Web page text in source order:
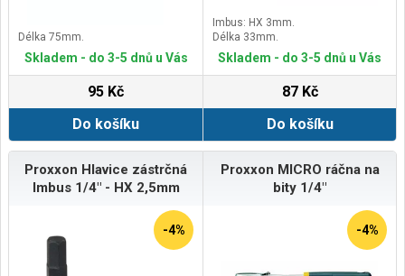
Délka 75mm.
Skladem - do 3-5 dnů u Vás
95 Kč
Do košíku
Imbus: HX 3mm.
Délka 33mm.
Skladem - do 3-5 dnů u Vás
87 Kč
Do košíku
Proxxon Hlavice zástrčná
Imbus 1/4" - HX 2,5mm
-4%
Proxxon MICRO ráčna na
bity 1/4"
-4%